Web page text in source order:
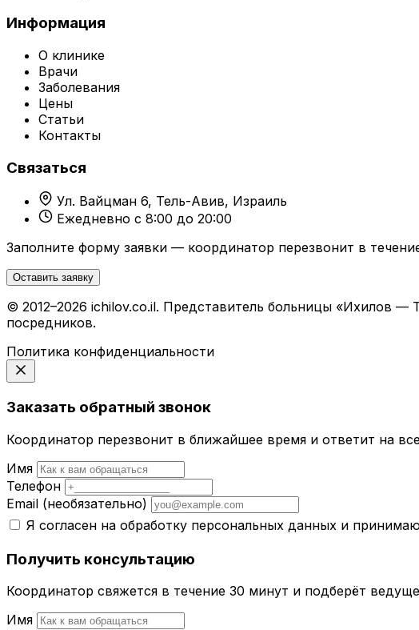
Информация
О клинике
Врачи
Заболевания
Цены
Статьи
Контакты
Связаться
Ул. Вайцман 6, Тель-Авив, Израиль
Ежедневно с 8:00 до 20:00
Заполните форму заявки — координатор перезвонит в
Оставить заявку
© 2012–2026 ichilov.co.il. Представитель больницы «Ихилов
посредников.
Политика конфиденциальности
Заказать обратный звонок
Координатор перезвонит в ближайшее время и ответит на
Имя
Телефон
Email (необязательно)
Я согласен на обработку персональных данных и принимаю
Получить консультацию
Координатор свяжется в течение 30 минут и подберёт
Имя